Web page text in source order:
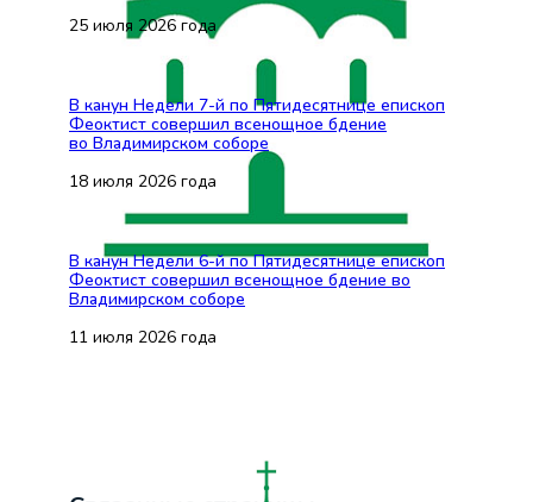
25 июля 2026 года
В канун Недели 7-й по Пятидесятнице епископ
Феоктист совершил всенощное бдение
во Владимирском соборе
18 июля 2026 года
В канун Недели 6-й по Пятидесятнице епископ
Феоктист совершил всенощное бдение во
Владимирском соборе
11 июля 2026 года